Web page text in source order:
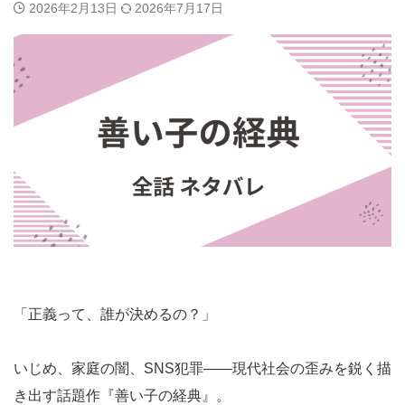
2026年2月13日 2026年7月17日
「正義って、誰が決めるの？」
いじめ、家庭の闇、SNS犯罪——現代社会の歪みを鋭く描
き出す話題作『善い子の経典』。